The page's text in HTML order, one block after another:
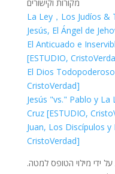
מקורות וקישורים
[3] El Anticuado e
[ESTUDIO,
[4] El Dios
CristoVerdad]
[5] Jesús "vs." Pablo y
Cruz [ESTUDIO,
[6] Juan, Los Discípulos
CristoVerdad]
ידי מילוי הטופס למטה.